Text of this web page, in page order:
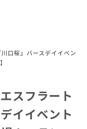
口桜』バースデイイベン
スフラート
イイベント